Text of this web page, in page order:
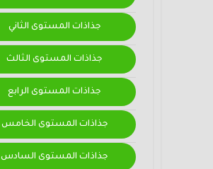
جذاذات المستوى الثاني
جذاذات المستوى الثالث
جذاذات المستوى الرابع
جذاذات المستوى الخامس
جذاذات المستوى السادس